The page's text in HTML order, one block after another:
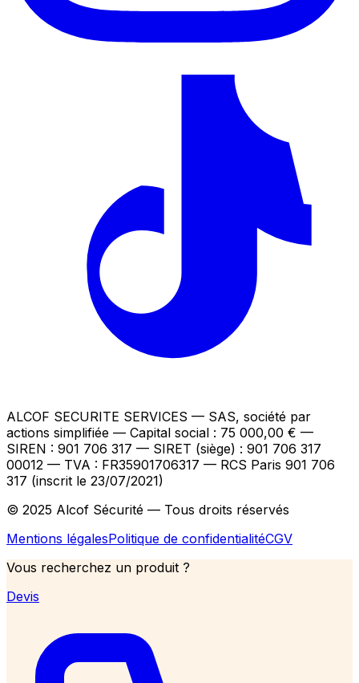
ALCOF SECURITE SERVICES — SAS, société par
actions simplifiée — Capital social : 75 000,00 € —
SIREN : 901 706 317 — SIRET (siège) : 901 706 317
00012 — TVA : FR35901706317 — RCS Paris 901 706
317 (inscrit le 23/07/2021)
© 2025 Alcof Sécurité — Tous droits réservés
Mentions légalesPolitique de confidentialitéCGV
Vous recherchez un produit ?
Devis